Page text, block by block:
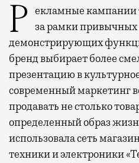
Рекламные кампании техники редко выходят
за рамки привычных
демонстрирующих
бренд выбирает более
презентацию в
современный маркетинг
продавать не столько
определенный образ
использовала сеть
техники и электроники